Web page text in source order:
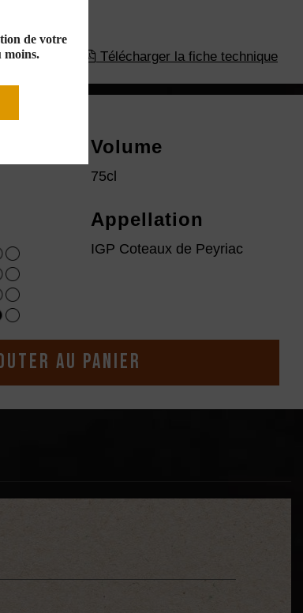
de votre
moins.
Télécharger la fiche technique
Volume
75cl
Appellation
IGP Coteaux de Peyriac
au panier